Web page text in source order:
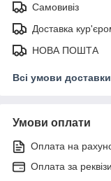
Самовивіз
Доставка
НОВА ПОШТА
Всі умови доставки
Умови оплати
Оплата на
Оплата за